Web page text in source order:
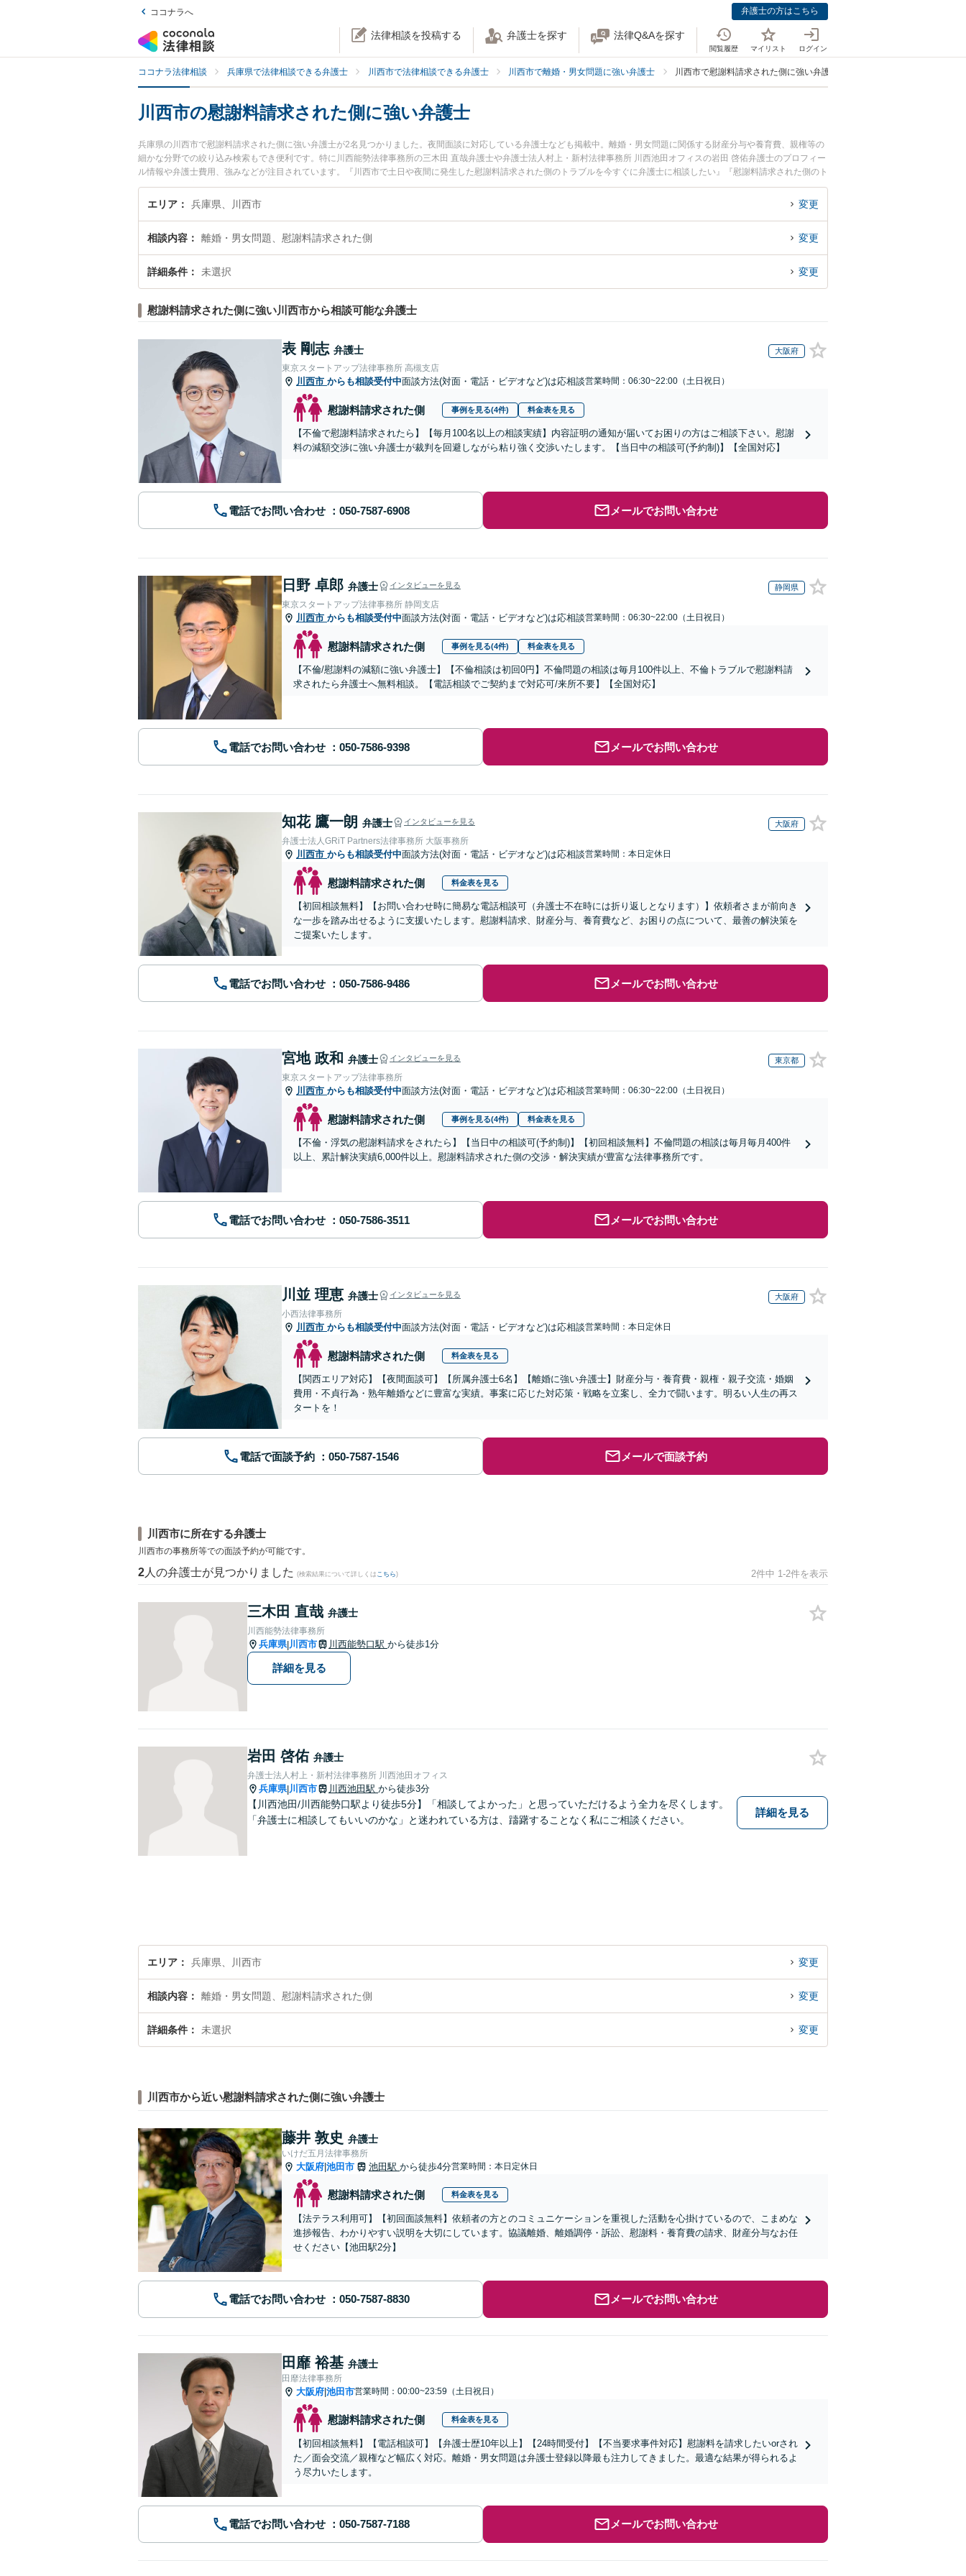
ココナラへ 弁護士の方はこちら
法律相談を投稿する 弁護士を探す 法律Q&Aを探す
閲覧履歴 マイリスト ログイン
ココナラ法律相談 兵庫県で法律相談できる弁護士 川西市で法律相談できる弁護士 川西市で離婚・男女問題に強い弁護士 川西市で慰謝料請求された側に強い弁護士
川西市の慰謝料請求された側に強い弁護士
兵庫県の川西市で慰謝料請求された側に強い弁護士が2名見つかりました。夜間面談に対応している弁護士なども掲載中。離婚・男女問題に関係する財産分与や養育費、親権等の
細かな分野での絞り込み検索もでき便利です。特に川西能勢法律事務所の三木田 直哉弁護士や弁護士法人村上・新村法律事務所 川西池田オフィスの岩田 啓佑弁護士のプロフィー
ル情報や弁護士費用、強みなどが注目されています。『川西市で土日や夜間に発生した慰謝料請求された側のトラブルを今すぐに弁護士に相談したい』『慰謝料請求された側のト
ラブル解決の実績豊富な近くの弁護士を検索したい』『初回相談無料で慰謝料請求された側を法律相談できる川西市内の弁護士に相談予約したい』などでお困りの相談者さんにお
すすめです。
エリア 兵庫県、川西市 変更
相談内容 離婚・男女問題、慰謝料請求された側 変更
詳細条件 未選択 変更
慰謝料請求された側に強い川西市から相談可能な弁護士
表 剛志 弁護士 大阪府
東京スタートアップ法律事務所 高槻支店
川西市 からも相談受付中面談方法(対面・電話・ビデオなど)は応相談営業時間：06:30~22:00（土日祝日）
慰謝料請求された側 事例を見る(4件) 料金表を見る
【不倫で慰謝料請求されたら】【毎月100名以上の相談実績】内容証明の通知が届いてお困りの方はご相談下さい。慰謝
料の減額交渉に強い弁護士が裁判を回避しながら粘り強く交渉いたします。【当日中の相談可(予約制)】【全国対応】
電話でお問い合わせ メールでお問い合わせ
日野 卓郎 弁護士 インタビューを見る 静岡県
東京スタートアップ法律事務所 静岡支店
川西市 からも相談受付中面談方法(対面・電話・ビデオなど)は応相談営業時間：06:30~22:00（土日祝日）
慰謝料請求された側 事例を見る(4件) 料金表を見る
【不倫/慰謝料の減額に強い弁護士】【不倫相談は初回0円】不倫問題の相談は毎月100件以上、不倫トラブルで慰謝料請
求されたら弁護士へ無料相談。【電話相談でご契約まで対応可/来所不要】【全国対応】
電話でお問い合わせ メールでお問い合わせ
知花 鷹一朗 弁護士 インタビューを見る 大阪府
弁護士法人GRiT Partners法律事務所 大阪事務所
川西市 からも相談受付中面談方法(対面・電話・ビデオなど)は応相談営業時間：本日定休日
慰謝料請求された側 料金表を見る
【初回相談無料】【お問い合わせ時に簡易な電話相談可（弁護士不在時には折り返しとなります）】依頼者さまが前向き
な一歩を踏み出せるように支援いたします。慰謝料請求、財産分与、養育費など、お困りの点について、最善の解決策を
ご提案いたします。
電話でお問い合わせ メールでお問い合わせ
宮地 政和 弁護士 インタビューを見る 東京都
東京スタートアップ法律事務所
川西市 からも相談受付中面談方法(対面・電話・ビデオなど)は応相談営業時間：06:30~22:00（土日祝日）
慰謝料請求された側 事例を見る(4件) 料金表を見る
【不倫・浮気の慰謝料請求をされたら】【当日中の相談可(予約制)】【初回相談無料】不倫問題の相談は毎月毎月400件
以上、累計解決実績6,000件以上。慰謝料請求された側の交渉・解決実績が豊富な法律事務所です。
電話でお問い合わせ メールでお問い合わせ
川並 理恵 弁護士 インタビューを見る 大阪府
小西法律事務所
川西市 からも相談受付中面談方法(対面・電話・ビデオなど)は応相談営業時間：本日定休日
慰謝料請求された側 料金表を見る
【関西エリア対応】【夜間面談可】【所属弁護士6名】【離婚に強い弁護士】財産分与・養育費・親権・親子交流・婚姻
費用・不貞行為・熟年離婚などに豊富な実績。事案に応じた対応策・戦略を立案し、全力で闘います。明るい人生の再ス
タートを！
電話で面談予約 メールで面談予約
川西市に所在する弁護士
川西市の事務所等での面談予約が可能です。
2 人の弁護士が見つかりました (検索結果について詳しくは こちら) 2件中 1-2件を表示
三木田 直哉 弁護士
川西能勢法律事務所
兵庫県|川西市 川西能勢口駅 から徒歩1分
詳細を見る
岩田 啓佑 弁護士
弁護士法人村上・新村法律事務所 川西池田オフィス
兵庫県|川西市 川西池田駅 から徒歩3分
【川西池田/川西能勢口駅より徒歩5分】「相談してよかった」と思っていただけるよう全力を尽くします。
「弁護士に相談してもいいのかな」と迷われている方は、躊躇することなく私にご相談ください。
詳細を見る
エリア 兵庫県、川西市 変更
相談内容 離婚・男女問題、慰謝料請求された側 変更
詳細条件 未選択 変更
川西市から近い慰謝料請求された側に強い弁護士
藤井 敦史 弁護士
いけだ五月法律事務所
大阪府 池田市 池田駅 から徒歩4分営業時間：本日定休日
慰謝料請求された側 料金表を見る
【法テラス利用可】【初回面談無料】依頼者の方とのコミュニケーションを重視した活動を心掛けているので、こまめな
進捗報告、わかりやすい説明を大切にしています。協議離婚、離婚調停・訴訟、慰謝料・養育費の請求、財産分与なお任
せください【池田駅2分】
電話でお問い合わせ メールでお問い合わせ
田靡 裕基 弁護士
田靡法律事務所
大阪府 池田市営業時間：00:00~23:59（土日祝日）
慰謝料請求された側 料金表を見る
【初回相談無料】【電話相談可】【弁護士歴10年以上】【24時間受付】【不当要求事件対応】慰謝料を請求したいorされ
た／面会交流／親権など幅広く対応。離婚・男女問題は弁護士登録以降最も注力してきました。最適な結果が得られるよ
う尽力いたします。
電話でお問い合わせ メールでお問い合わせ